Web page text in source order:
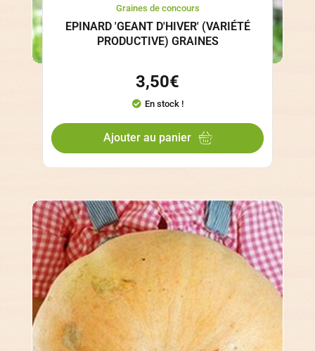
Graines de concours
EPINARD 'GEANT D'HIVER' (VARIÉTÉ
PRODUCTIVE) GRAINES
3,50€
En stock !
Ajouter au panier